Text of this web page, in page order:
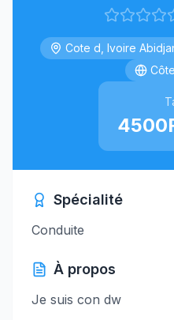
Cote d, Ivoire
Spécialité
Conduite
À propos
Je suis con dw